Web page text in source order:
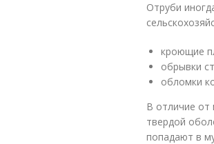
Отруби
кроющие
обрывки
обломки
В отличие от
твердой
попадают в